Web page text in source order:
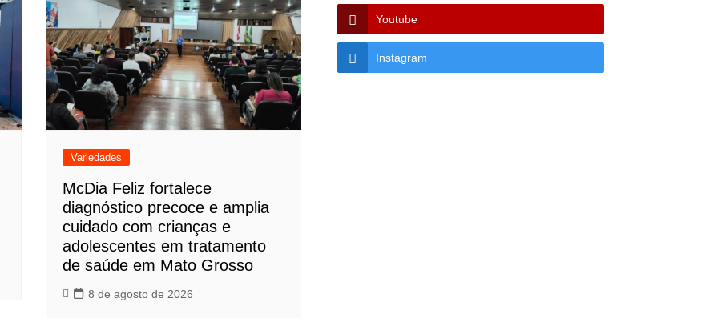
Variedades
McDia Feliz fortalece
diagnóstico precoce e amplia
cuidado com crianças e
adolescentes em tratamento
de saúde em Mato Grosso
8 de agosto de 2026
Youtube
Instagram